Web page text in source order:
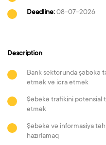
Deadline:08-07-2026
Description
Bank sektorunda şəbəkə
etmək və icra etmək
Şəbəkə trafikini potensial
etmək
Şəbəkə və informasiya
hazırlamaq